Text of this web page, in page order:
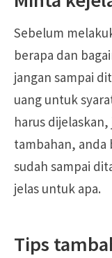
Sebelum
berapa dan
jangan sampai
uang untuk
harus
tambahan, anda
sudah sampai
jelas untuk apa.
Tips